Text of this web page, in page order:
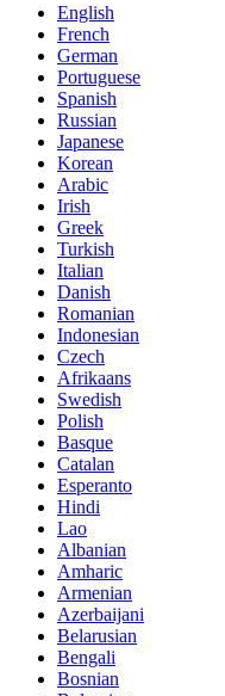
English
French
German
Portuguese
Spanish
Russian
Japanese
Korean
Arabic
Irish
Greek
Turkish
Italian
Danish
Romanian
Indonesian
Czech
Afrikaans
Swedish
Polish
Basque
Catalan
Esperanto
Hindi
Lao
Albanian
Amharic
Armenian
Azerbaijani
Belarusian
Bengali
Bosnian